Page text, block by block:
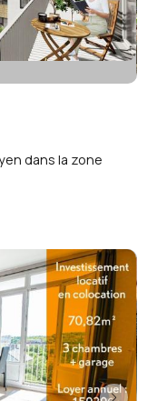
dans la zone